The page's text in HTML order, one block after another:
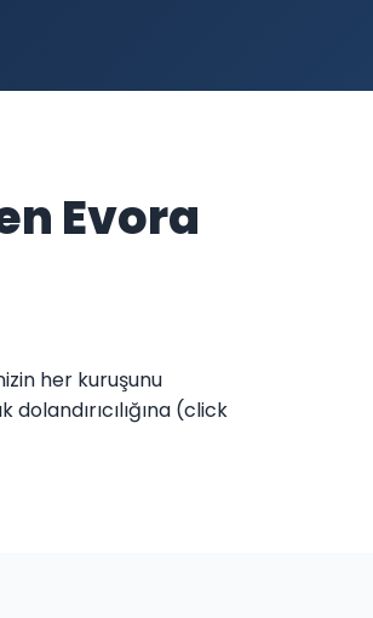
Evora
her kuruşunu
(click